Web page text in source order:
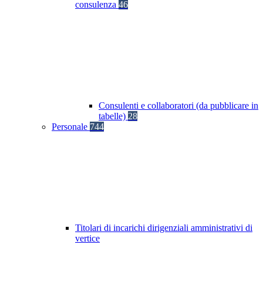
consulenza 46
Consulenti e collaboratori (da pubblicare in
tabelle) 28
Personale 744
Titolari di incarichi dirigenziali amministrativi di
vertice